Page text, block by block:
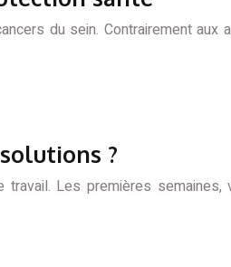
du sein. Contrairement
?
Les premières